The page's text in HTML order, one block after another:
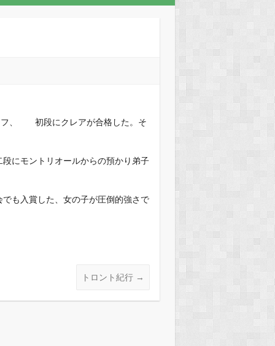
初段にクレアが合格した。そ
にモントリオールからの預かり弟子
も入賞した、女の子が圧倒的強さで
トロント紀行 →